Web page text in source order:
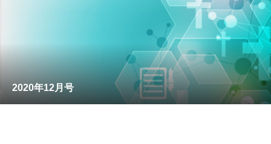
2020年12月号